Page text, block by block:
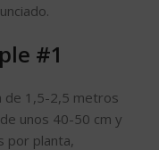
#1
de 1,5-2,5 metros
unos 40-50 cm y
por planta,